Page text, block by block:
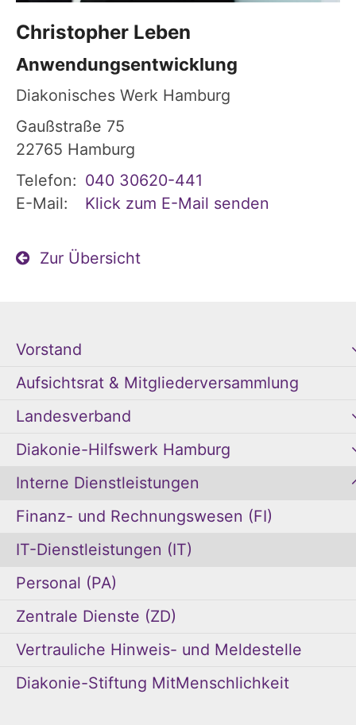
Christopher Leben
Anwendungsentwicklung
Diakonisches Werk Hamburg
Gaußstraße 75
22765 Hamburg
Telefon: 040 30620-441
E-Mail:
Klick zum E-Mail senden
Zur Übersicht
Vorstand
Aufsichtsrat & Mitgliederversammlung
Landesverband
Diakonie-Hilfswerk Hamburg
Interne Dienstleistungen
Finanz- und Rechnungswesen (FI)
IT-Dienstleistungen (IT)
Personal (PA)
Zentrale Dienste (ZD)
Vertrauliche Hinweis- und Meldestelle
Diakonie-Stiftung MitMenschlichkeit